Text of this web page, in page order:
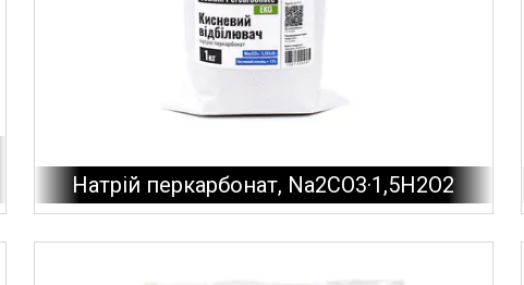
Натрій перкарбонат, Na2CO3·1,5H2O2